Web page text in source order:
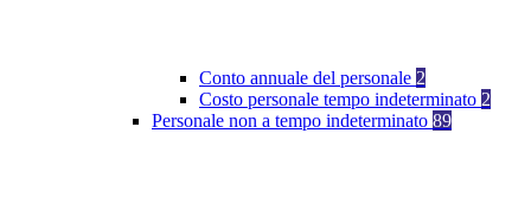
Conto annuale del personale 2
Costo personale tempo indeterminato 2
Personale non a tempo indeterminato 89